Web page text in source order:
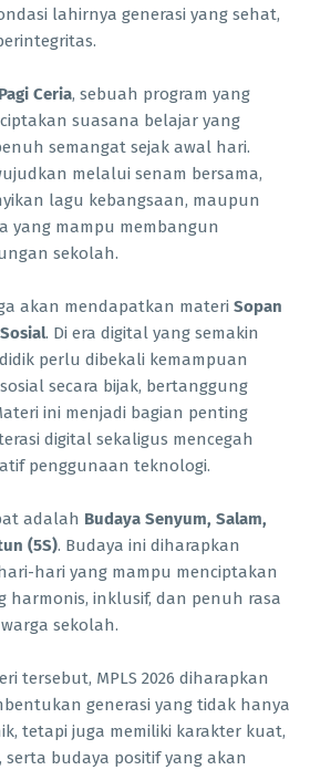
lahirnya generasi yang sehat,
Pagi Ceria, sebuah program yang
suasana belajar yang
semangat sejak awal hari.
melalui senam bersama,
lagu kebangsaan, maupun
yang mampu membangun
sekolah.
akan mendapatkan materi Sopan
. Di era digital yang semakin
perlu dibekali kemampuan
secara bijak, bertanggung
ini menjadi bagian penting
digital sekaligus mencegah
penggunaan teknologi.
adalah Budaya Senyum, Salam,
(5S). Budaya ini diharapkan
hari yang mampu menciptakan
harmonis, inklusif, dan penuh rasa
sekolah.
tersebut, MPLS 2026 diharapkan
generasi yang tidak hanya
tetapi juga memiliki karakter kuat,
serta budaya positif yang akan